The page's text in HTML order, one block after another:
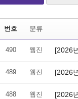
번호 분류
490 웹진 [2026
489 웹진 [2026
488 웹진 [2026